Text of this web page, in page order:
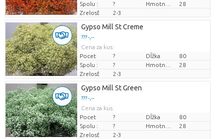
Spolu :
?
28
Zrelosť
2-3
Gypso Mill St Creme
??? -,--
Cena za kus
Pocet
? Dĺžka
80
Spolu :
?
28
Zrelosť
2-3
Gypso Mill St Green
??? -,--
Cena za kus
Pocet
? Dĺžka
80
Spolu :
?
28
Zrelosť
2-3